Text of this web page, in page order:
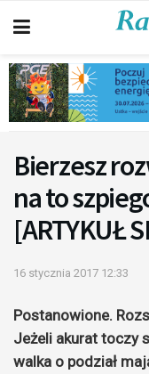
Bierzesz
na to
[ARTYKUŁ
16 stycznia 2017 12:33
Postanowione.
Jeżeli akurat toczy
walka o podział